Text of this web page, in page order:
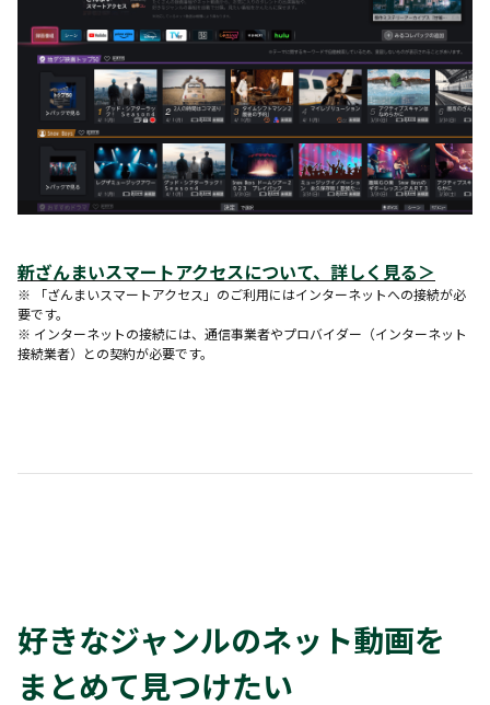
新ざんまいスマートアクセスについて、詳しく見る＞
※ 「ざんまいスマートアクセス」のご利用にはインターネットへの接続が必
要です。
※ インターネットの接続には、通信事業者やプロバイダー（インターネット
接続業者）との契約が必要です。
好きなジャンルのネット動画を
まとめて見つけたい